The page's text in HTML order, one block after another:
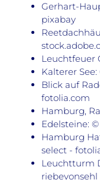
Gerhart-
pixabay
Leuchtfeuer
Kalterer
Blick auf
fotolia.com
Hamburg,
Edelsteine:
Hamburg
select -
Leuchtturm